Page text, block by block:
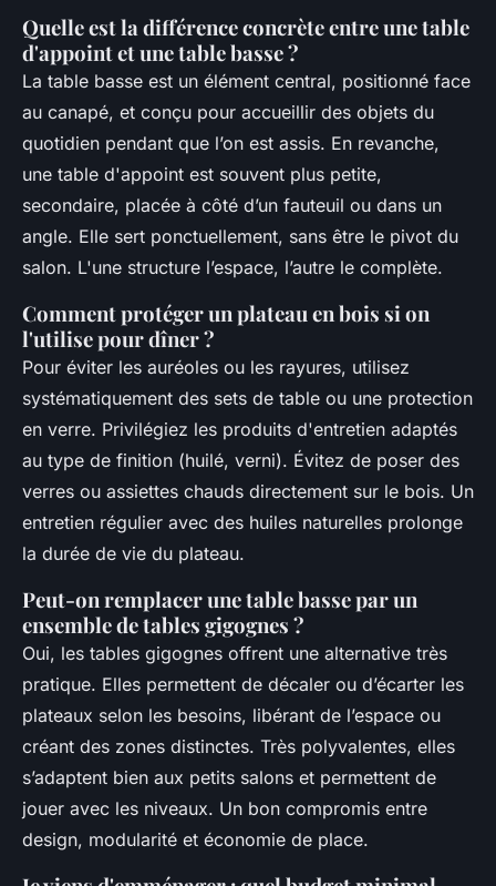
Quelle est la différence concrète entre une table
d'appoint et une table basse ?
La table basse est un élément central, positionné face
au canapé, et conçu pour accueillir des objets du
quotidien pendant que l’on est assis. En revanche,
une table d'appoint est souvent plus petite,
secondaire, placée à côté d’un fauteuil ou dans un
angle. Elle sert ponctuellement, sans être le pivot du
salon. L'une structure l’espace, l’autre le complète.
Comment protéger un plateau en bois si on
l'utilise pour dîner ?
Pour éviter les auréoles ou les rayures, utilisez
systématiquement des sets de table ou une protection
en verre. Privilégiez les produits d'entretien adaptés
au type de finition (huilé, verni). Évitez de poser des
verres ou assiettes chauds directement sur le bois. Un
entretien régulier avec des huiles naturelles prolonge
la durée de vie du plateau.
Peut-on remplacer une table basse par un
ensemble de tables gigognes ?
Oui, les tables gigognes offrent une alternative très
pratique. Elles permettent de décaler ou d’écarter les
plateaux selon les besoins, libérant de l’espace ou
créant des zones distinctes. Très polyvalentes, elles
s’adaptent bien aux petits salons et permettent de
jouer avec les niveaux. Un bon compromis entre
design, modularité et économie de place.